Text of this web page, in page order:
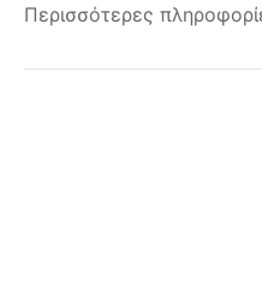
Περισσότερες